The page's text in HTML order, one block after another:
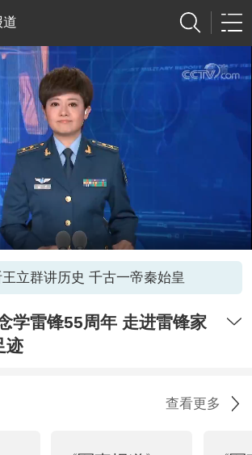
道
王立群讲历史 千古一帝秦始皇
学雷锋55周年 走进雷锋家
迹
查看更多